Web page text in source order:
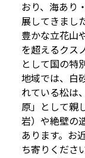
おり、海あり
展してきまし
豊かな立花山
を超えるクス
として国の特
地域では、白
れている松は
原」として親
岩）や絶壁の
あります。お
ち寄りくださ